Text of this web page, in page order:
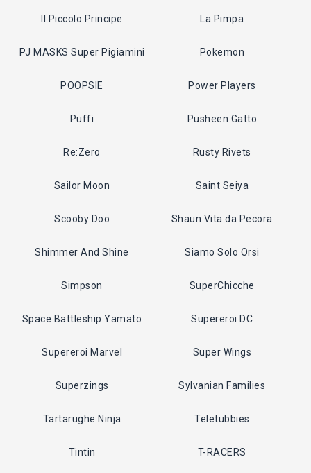
Il Piccolo Principe La Pimpa
PJ MASKS Super Pigiamini Pokemon
POOPSIE Power Players
Puffi Pusheen Gatto
Re:Zero Rusty Rivets
Sailor Moon Saint Seiya
Scooby Doo Shaun Vita da Pecora
Shimmer And Shine Siamo Solo Orsi
Simpson SuperChicche
Space Battleship Yamato Supereroi DC
Supereroi Marvel Super Wings
Superzings Sylvanian Families
Tartarughe Ninja Teletubbies
Tintin T-RACERS